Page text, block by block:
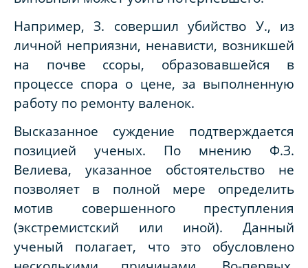
Например, З. совершил убийство У., из
личной неприязни, ненависти, возникшей
на почве ссоры, образовавшейся в
процессе спора о цене, за выполненную
работу по ремонту валенок.
Высказанное суждение подтверждается
позицией ученых. По мнению Ф.З.
Велиева, указанное обстоятельство не
позволяет в полной мере определить
мотив совершенного преступления
(экстремистский или иной). Данный
ученый полагает, что это обусловлено